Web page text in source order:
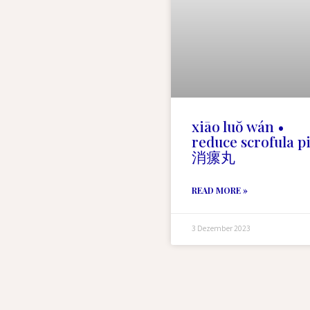
xiāo luŏ wán •
reduce scrofula
消瘰丸
READ MORE »
3 Dezember 2023